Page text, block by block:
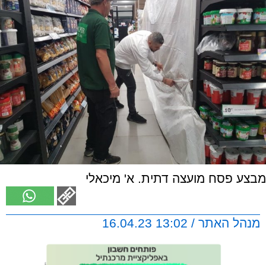
מבצע פסח מועצה דתית. א' מיכאלי
מנהל האתר / 13:02 16.04.23